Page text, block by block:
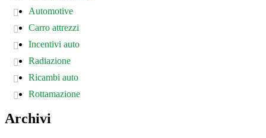
Automotive
Carro attrezzi
Incentivi auto
Radiazione
Ricambi auto
Rottamazione
Archivi